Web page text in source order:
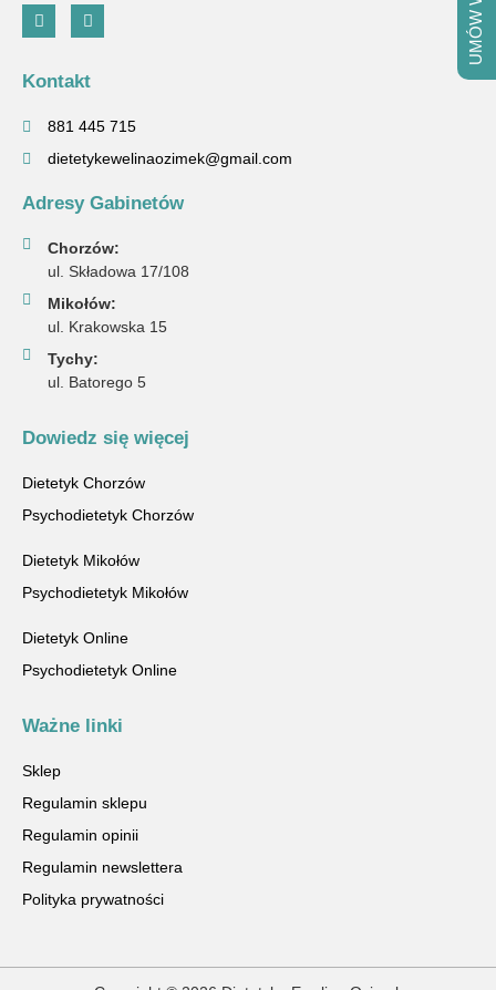
Kontakt
881 445 715
dietetykewelinaozimek@gmail.com
Adresy Gabinetów
Chorzów:
ul. Składowa 17/108
Mikołów:
ul. Krakowska 15
Tychy:
ul. Batorego 5
Dowiedz się więcej
Dietetyk Chorzów
Psychodietetyk Chorzów
Dietetyk Mikołów
Psychodietetyk Mikołów
Dietetyk Online
Psychodietetyk Online
Ważne linki
Sklep
Regulamin sklepu
Regulamin opinii
Regulamin newslettera
Polityka prywatności